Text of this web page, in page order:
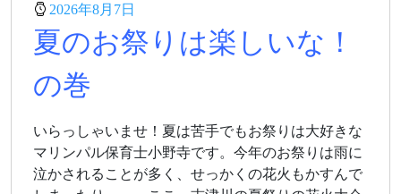
2026年8月7日
夏のお祭りは楽しいな！
の巻
いらっしゃいませ！夏は苦手でもお祭りは大好きな
マリンパル保育士小野寺です。今年のお祭りは雨に
泣かされることが多く、せっかくの花火もかすんで